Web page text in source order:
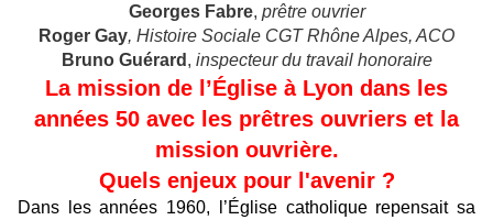
Georges Fabre, prêtre ouvrier
Roger Gay, Histoire Sociale CGT Rhône Alpes, ACO
Bruno Guérard , inspecteur du travail honoraire
La mission de l’Église à Lyon dans les
années 50 avec les prêtres ouvriers et la
mission ouvrière.
Quels enjeux pour l'avenir ?
Dans les années 1960, l’Église catholique repensait sa